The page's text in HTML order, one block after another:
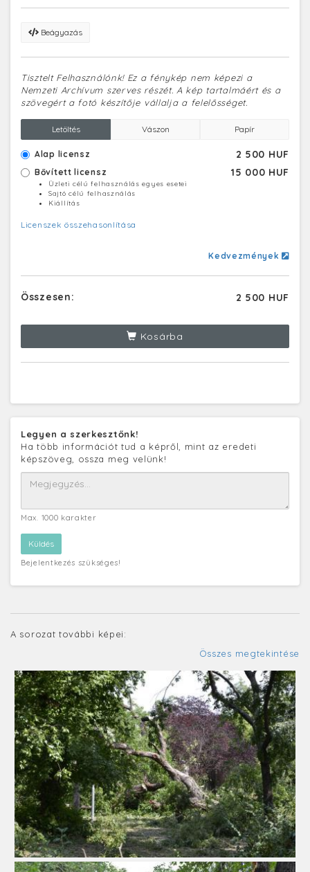
Beágyazás
Tisztelt Felhasználónk! Ez a fénykép nem képezi a
Nemzeti Archívum szerves részét. A kép tartalmáért és a
szövegért a fotó készítője vállalja a felelősséget.
Letöltés Vászon Papír
Alap licensz 2 500 HUF
Bővített licensz 15 000 HUF
Üzleti célú felhasználás egyes esetei
Sajtó célú felhasználás
Kiállítás
Licenszek összehasonlítása
Kedvezmények
Összesen: 2 500 HUF
Kosárba
Legyen a szerkesztőnk!
Ha több információt tud a képről, mint az eredeti
képszöveg, ossza meg velünk!
Max. 1000 karakter
Bejelentkezés szükséges!
A sorozat további képei:
Összes megtekintése